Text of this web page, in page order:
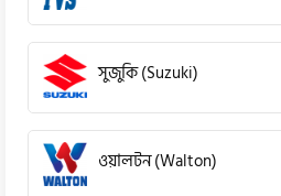
সুজুকি (Suzuki)
ওয়ালটন (Walton)